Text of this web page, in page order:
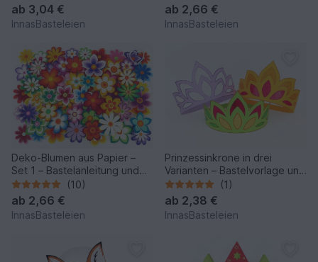
ab 3,04 €
InnasBasteleien
ab 2,66 €
InnasBasteleien
Deko-Blumen aus Papier –
Set 1 – Bastelanleitung und
Vorlagen
(10)
ab 2,66 €
InnasBasteleien
Prinzessinkrone in drei
Varianten – Bastelvorlage und
Anleitung
(1)
ab 2,38 €
InnasBasteleien